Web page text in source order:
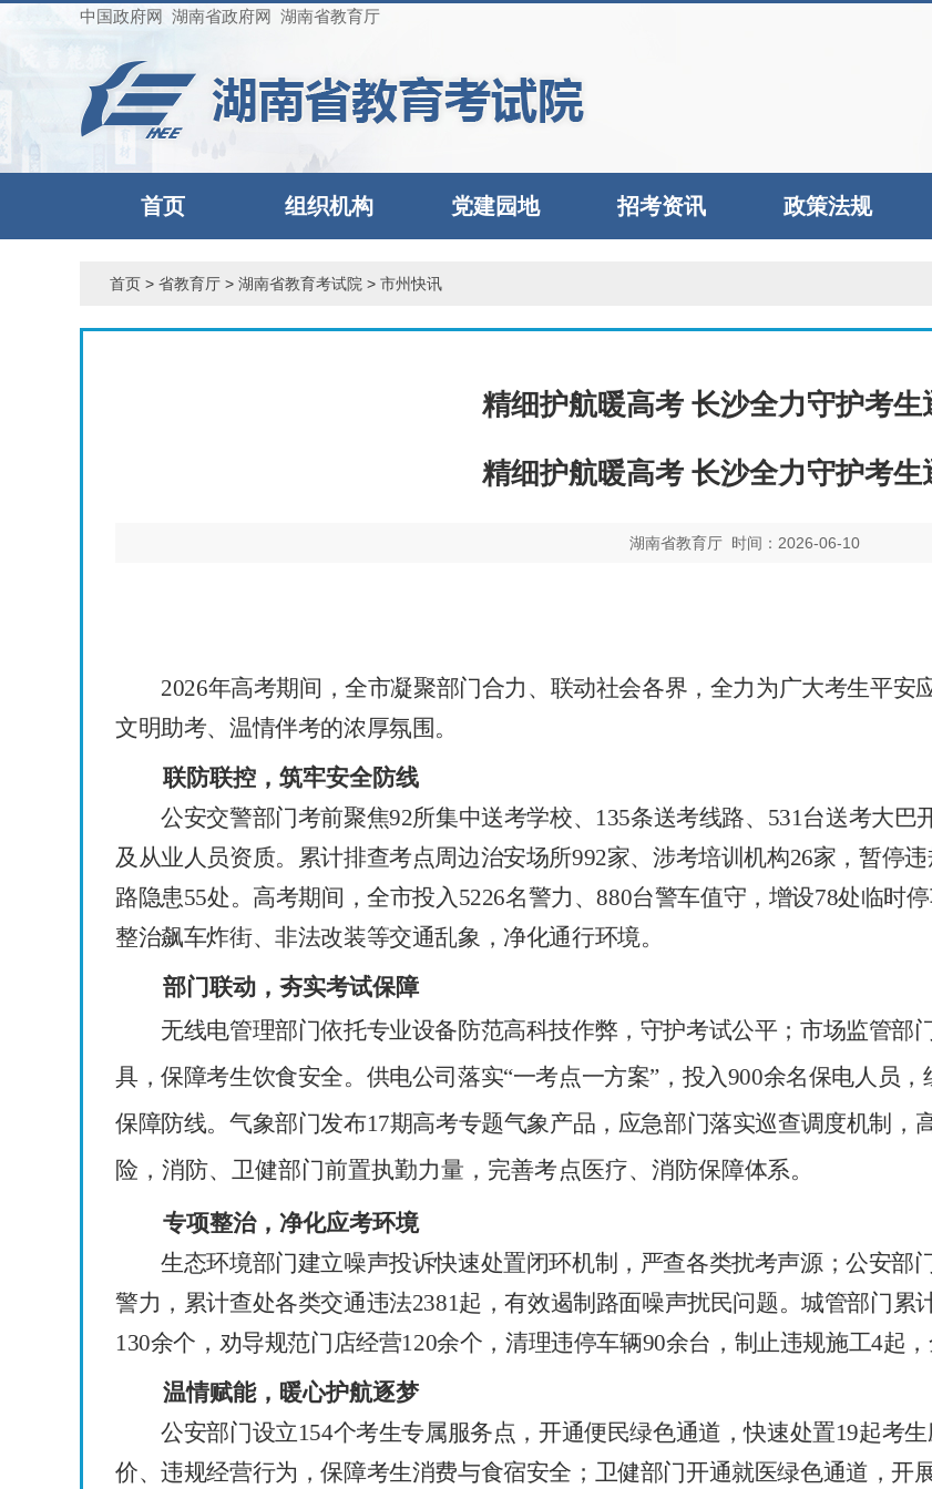
中国政府网 湖南省政府网 湖南省教育厅
首页 组织机构 党建园地 招考资讯 政策法规
首页 > 省教育厅 > 湖南省教育考试院 > 市州快讯
精细护航暖高考 长沙全力守护考生
精细护航暖高考 长沙全力守护考生
湖南省教育厅 时间：2026-06-10
2026年高考期间，全市凝聚部门合力、联动社会各界，全力为广大考生平安
文明助考、温情伴考的浓厚氛围。
联防联控，筑牢安全防线
公安交警部门考前聚焦92所集中送考学校、 135条送考线路、 531台送考大巴
及从业人员资质。累计排查考点周边治安场所992家、涉考培训机构26家，暂停
路隐患55处。高考期间，全市投入5226名警力、880台警车值守，增设78处临时
整治飙车炸街、非法改装等交通乱象，净化通行环境。
部门联动，夯实考试保障
无线电管理部门依托专业设备防范高科技作弊，守护考试公平；市场监管部
具，保障考生饮食安全。供电公司落实“一考点一方案” ，投入900余名保电人员，
保障防线。气象部门发布17期高考专题气象产品，应急部门落实巡查调度机制，
险 ， 消防、 卫健部门前置执勤力量 ， 完善考点医疗、 消防保障体系。
专项整治，净化应考环境
生态环境部门建立噪声投诉快速处置闭环机制，严查各类扰考声源；公安部
警力，累计查处各类交通违法2381起，有效遏制路面噪声扰民问题。城管部门累
130余个，劝导规范门店经营120余个，清理违停车辆90余台，制止违规施工4起
温情赋能，暖心护航逐梦
公安部门设立154个考生专属服务点，开通便民绿色通道，快速处置19起考
价、违规经营行为，保障考生消费与食宿安全；卫健部门开通就医绿色通道，开